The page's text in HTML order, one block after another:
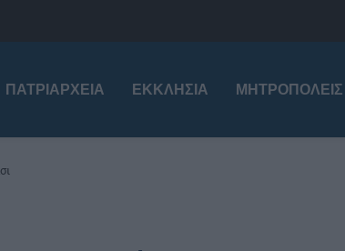
ΠΑΤΡΙΑΡΧΕΊΑ ΕΚΚΛΗΣΊΑ ΜΗΤΡΟΠΌΛΕΙΣ